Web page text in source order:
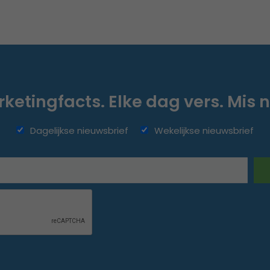
Elke dag vers. Mis
Dagelijkse nieuwsbrief Wekelijkse nieuwsbrief